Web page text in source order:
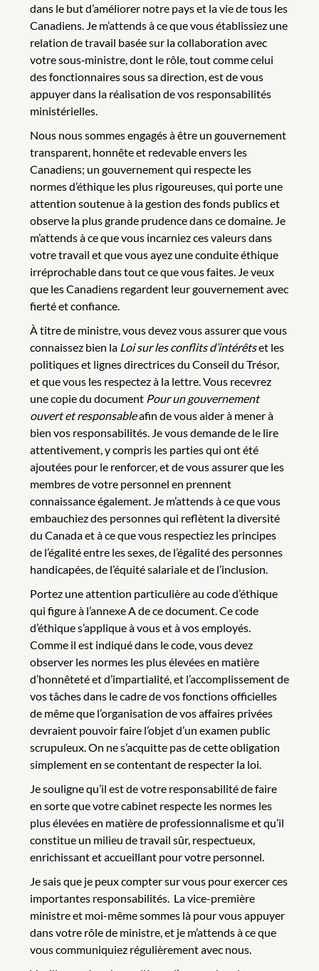
dans le but d’améliorer notre pays et la vie de tous les
Canadiens. Je m’attends à ce que vous établissiez une
relation de travail basée sur la collaboration avec
votre sous‑ministre, dont le rôle, tout comme celui
des fonctionnaires sous sa direction, est de vous
appuyer dans la réalisation de vos responsabilités
ministérielles.
Nous nous sommes engagés à être un gouvernement
transparent, honnête et redevable envers les
Canadiens; un gouvernement qui respecte les
normes d’éthique les plus rigoureuses, qui porte une
attention soutenue à la gestion des fonds publics et
observe la plus grande prudence dans ce domaine. Je
m’attends à ce que vous incarniez ces valeurs dans
votre travail et que vous ayez une conduite éthique
irréprochable dans tout ce que vous faites. Je veux
que les Canadiens regardent leur gouvernement avec
fierté et confiance.
À titre de ministre, vous devez vous assurer que vous
connaissez bien la Loi sur les conflits d’intérêtset les
politiques et lignes directrices du Conseil du Trésor,
et que vous les respectez à la lettre. Vous recevrez
une copie du document Pour un gouvernement
ouvert et responsableafin de vous aider à mener à
bien vos responsabilités. Je vous demande de le lire
attentivement, y compris les parties qui ont été
ajoutées pour le renforcer, et de vous assurer que les
membres de votre personnel en prennent
connaissance également. Je m’attends à ce que vous
embauchiez des personnes qui reflètent la diversité
du Canada et à ce que vous respectiez les principes
de l’égalité entre les sexes, de l’égalité des personnes
handicapées, de l’équité salariale et de l’inclusion.
Portez une attention particulière au code d’éthique
qui figure à l’annexe A de ce document. Ce code
d’éthique s’applique à vous et à vos employés.
Comme il est indiqué dans le code, vous devez
observer les normes les plus élevées en matière
d’honnêteté et d’impartialité, et l’accomplissement de
vos tâches dans le cadre de vos fonctions officielles
de même que l’organisation de vos affaires privées
devraient pouvoir faire l’objet d’un examen public
scrupuleux. On ne s’acquitte pas de cette obligation
simplement en se contentant de respecter la loi.
Je souligne qu’il est de votre responsabilité de faire
en sorte que votre cabinet respecte les normes les
plus élevées en matière de professionnalisme et qu’il
constitue un milieu de travail sûr, respectueux,
enrichissant et accueillant pour votre personnel.
Je sais que je peux compter sur vous pour exercer ces
importantes responsabilités. La vice-première
ministre et moi-même sommes là pour vous appuyer
dans votre rôle de ministre, et je m’attends à ce que
vous communiquiez régulièrement avec nous.